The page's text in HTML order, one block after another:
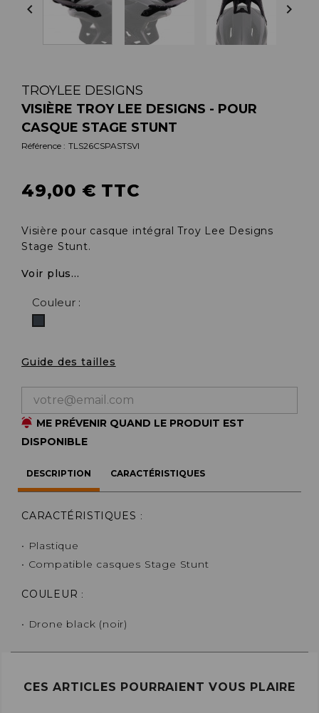
 
TROYLEE DESIGNS
VISIÈRE TROY LEE DESIGNS - POUR
CASQUE STAGE STUNT
Référence : TLS26CSPASTSVI
49,00 € TTC
Visière pour casque intégral Troy Lee Designs
Stage Stunt.
Voir plus...
Couleur :
Guide des tailles
ME PRÉVENIR QUAND LE PRODUIT EST
DISPONIBLE
DESCRIPTION CARACTÉRISTIQUES
CARACTÉRISTIQUES :
• Plastique
• Compatible casques Stage Stunt
COULEUR :
• Drone black (noir)
CES ARTICLES POURRAIENT VOUS PLAIRE